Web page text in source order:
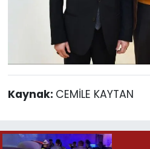
Kaynak: CEMİLE KAYTAN